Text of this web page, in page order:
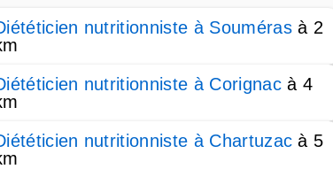
nutritionniste à Soumérasà 2
nutritionniste à Corignacà 4
nutritionniste à Chartuzac à 5